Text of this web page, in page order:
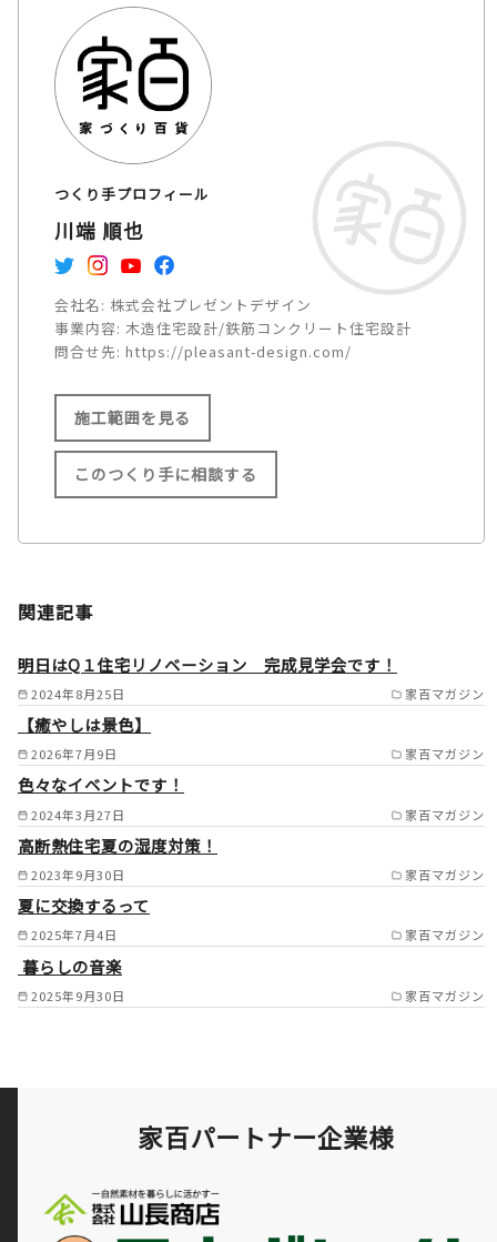
つくり手プロフィール
川端 順也
会社名: 株式会社プレゼントデザイン
事業内容: 木造住宅設計/鉄筋コンクリート住宅設計
問合せ先: https://pleasant-design.com/
施工範囲を見る
施工範囲
により応相談） /
このつくり手に相談する
関連記事
2024年8月25日 家百マガジン
明日はQ１住宅リノベーション 完成見学会です！
2026年7月9日 家百マガジン
【癒やしは景色】
2024年3月27日 家百マガジン
色々なイベントです！
2023年9月30日 家百マガジン
高断熱住宅夏の湿度対策！
2025年7月4日 家百マガジン
夏に交換するって
2025年9月30日 家百マガジン
暮らしの音楽
家百パートナー企業様